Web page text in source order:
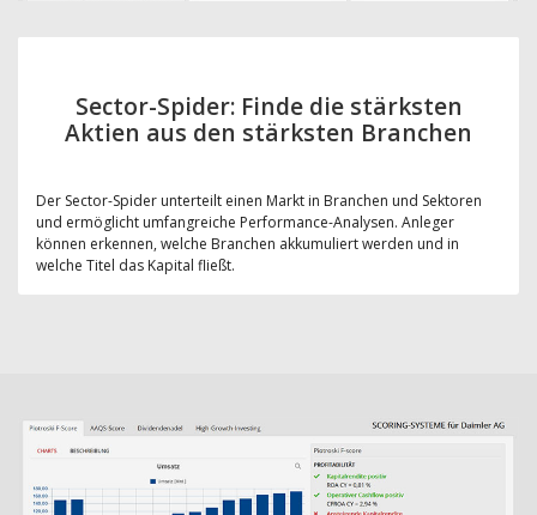
Sector-Spider: Finde die stärksten
Aktien aus den stärksten Branchen
Der Sector-Spider unterteilt einen Markt in Branchen und Sektoren
und ermöglicht umfangreiche Performance-Analysen. Anleger
können erkennen, welche Branchen akkumuliert werden und in
welche Titel das Kapital fließt.